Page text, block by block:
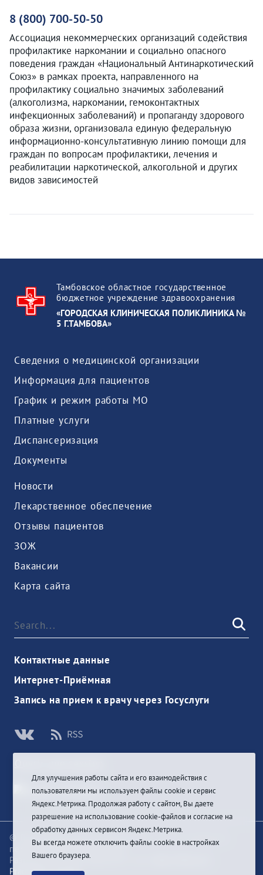
8 (800) 700-50-50
Ассоциация некоммерческих организаций содействия
профилактике наркомании и социально опасного
поведения граждан «Национальный Антинаркотический
Союз» в рамках проекта, направленного на
профилактику социально значимых заболеваний
(алкоголизма, наркомании, гемоконтактных
инфекционных заболеваний) и пропаганду здорового
образа жизни, организовала единую федеральную
информационно-консультативную линию помощи для
граждан по вопросам профилактики, лечения и
реабилитации наркотической, алкогольной и других
видов зависимостей
Тамбовское областное государственное
бюджетное учреждение здравоохранения
«ГОРОДСКАЯ КЛИНИЧЕСКАЯ ПОЛИКЛИНИКА №
5 Г.ТАМБОВА»
Сведения о медицинской организации
Информация для пациентов
График и режим работы МО
Платные услуги
Диспансеризация
Документы
Новости
Лекарственное обеспечение
Отзывы пациентов
ЗОЖ
Вакансии
Карта сайта
Контактные данные
Интернет-Приёмная
Запись на прием к врачу через Госуслуги
© При цитировании информации с сайта ссылка на
первоисточник обязательна
Разработка и техподдержка сайта
Pragmatic Studio
Для улучшения работы сайта и его взаимодействия с
пользователями мы используем файлы cookie и сервис
Яндекс.Метрика. Продолжая работу с сайтом, Вы даете
разрешение на использование cookie-файлов и согласие на
обработку данных сервисом Яндекс.Метрика.
Вы всегда можете отключить файлы cookie в настройках
Вашего браузера.